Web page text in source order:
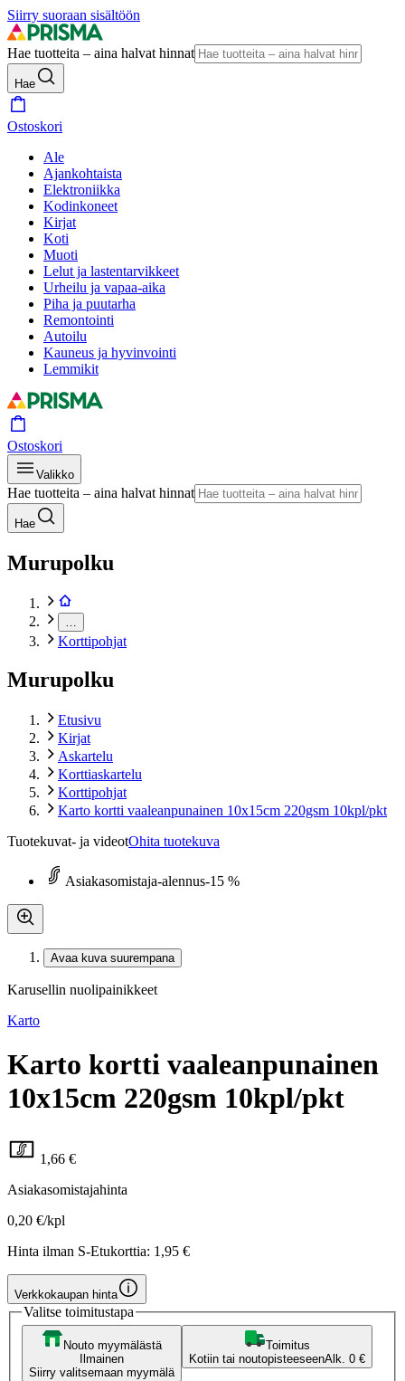
Siirry suoraan sisältöön
Hae tuotteita – aina halvat hinnat
Hae
Ostoskori
Ale
Ajankohtaista
Elektroniikka
Kodinkoneet
Kirjat
Koti
Muoti
Lelut ja lastentarvikkeet
Urheilu ja vapaa-aika
Piha ja puutarha
Remontointi
Autoilu
Kauneus ja hyvinvointi
Lemmikit
Ostoskori
Valikko
Hae tuotteita – aina halvat hinnat
Hae
Murupolku
Korttipohjat
Murupolku
Etusivu
Kirjat
Askartelu
Korttiaskartelu
Korttipohjat
Karto kortti vaaleanpunainen 10x15cm 220gsm 10kpl/pkt
Tuotekuvat- ja videotOhita tuotekuva
Asiakasomistaja-alennus-15 %
Avaa kuva suurempana
Karusellin nuolipainikkeet
Karto
Karto kortti vaaleanpunainen
10x15cm 220gsm 10kpl/pkt
1,66 €
Asiakasomistajahinta
0,20 €/kpl
Hinta ilman S-Etukorttia: 1,95 €
Verkkokaupan hinta
Valitse toimitustapa
Nouto myymälästä
Ilmainen
Siirry valitsemaan myymälä
Toimitus
Kotiin tai noutopisteeseenAlk. 0 €